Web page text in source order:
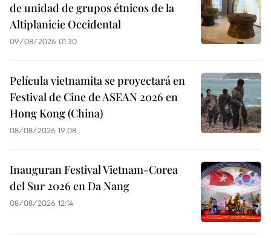
de unidad de grupos étnicos de la
Altiplanicie Occidental
09/08/2026 01:30
Película vietnamita se proyectará en
Festival de Cine de ASEAN 2026 en
Hong Kong (China)
08/08/2026 19:08
Inauguran Festival Vietnam-Corea
del Sur 2026 en Da Nang
08/08/2026 12:14